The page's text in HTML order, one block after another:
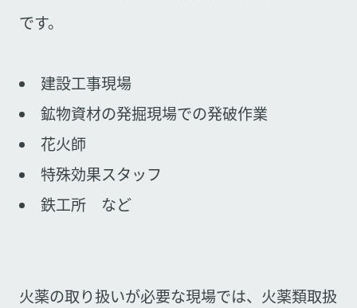
です。
建設工事現場
鉱物資材の発掘現場での発破作業
花火師
特殊効果スタッフ
鉄工所 など
火薬の取り扱いが必要な現場では、火薬類取扱